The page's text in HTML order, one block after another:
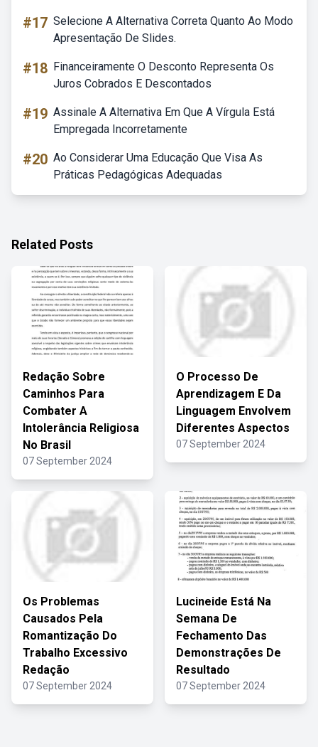
#17 Selecione A Alternativa Correta Quanto Ao Modo
Apresentação De Slides.
#18 Financeiramente O Desconto Representa Os
Juros Cobrados E Descontados
#19 Assinale A Alternativa Em Que A Vírgula Está
Empregada Incorretamente
#20 Ao Considerar Uma Educação Que Visa As
Práticas Pedagógicas Adequadas
Related Posts
Redação Sobre
Caminhos Para
Combater A
Intolerância Religiosa
No Brasil
07 September 2024
O Processo De
Aprendizagem E Da
Linguagem Envolvem
Diferentes Aspectos
07 September 2024
Os Problemas
Causados Pela
Romantização Do
Trabalho Excessivo
Redação
07 September 2024
Lucineide Está Na
Semana De
Fechamento Das
Demonstrações De
Resultado
07 September 2024